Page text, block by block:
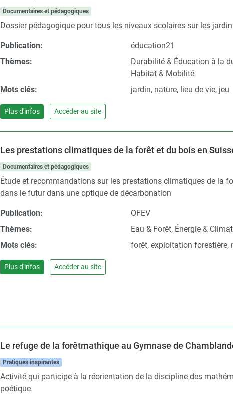
Documentaires et pédagogiques
Dossier pédagogique pour tous les niveaux scolaires sur les
Publication:
éducation21
Thèmes:
Durabilité & Éducation à la
Habitat & Mobilité
Mots clés:
jardin, nature, lieu de vie, jeu
Plus d'infos Accéder au site
Les prestations climatiques de la forêt et du bois en
Documentaires et pédagogiques
Étude et recommandations sur les prestations climatiques de la
dans le futur dans une optique de décarbonation
Publication:
OFEV
Thèmes:
Eau & Forêt, Énergie &
Mots clés:
forêt, exploitation forestière,
Plus d'infos Accéder au site
Le refuge de la forêtmathique au Gymnase de
Pratiques inspirantes
Activité qui participe à la réorientation de la discipline des
poétique.